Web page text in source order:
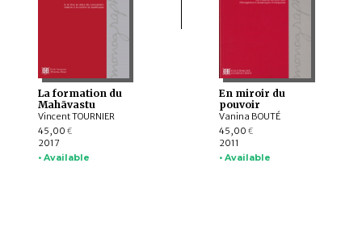
La formation du
Mahāvastu
Vincent TOURNIER
45,00 €
2017
• Available
En miroir du
pouvoir
Vanina BOUTÉ
45,00 €
2011
• Available